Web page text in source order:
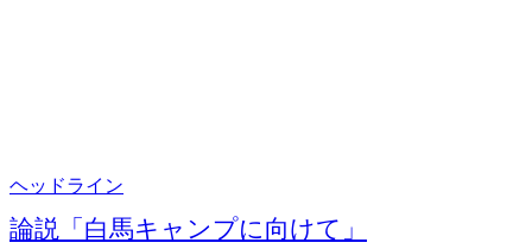
ヘッドライン
論説「白馬キャンプに向けて」